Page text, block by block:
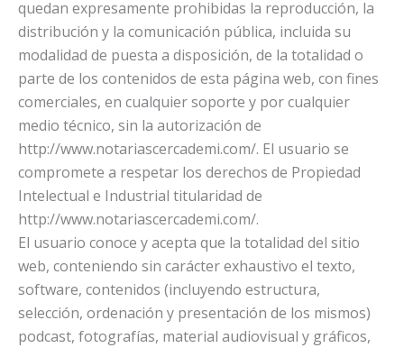
quedan expresamente prohibidas la reproducción, la
distribución y la comunicación pública, incluida su
modalidad de puesta a disposición, de la totalidad o
parte de los contenidos de esta página web, con fines
comerciales, en cualquier soporte y por cualquier
medio técnico, sin la autorización de
http://www.notariascercademi.com/. El usuario se
compromete a respetar los derechos de Propiedad
Intelectual e Industrial titularidad de
http://www.notariascercademi.com/.
El usuario conoce y acepta que la totalidad del sitio
web, conteniendo sin carácter exhaustivo el texto,
software, contenidos (incluyendo estructura,
selección, ordenación y presentación de los mismos)
podcast, fotografías, material audiovisual y gráficos,